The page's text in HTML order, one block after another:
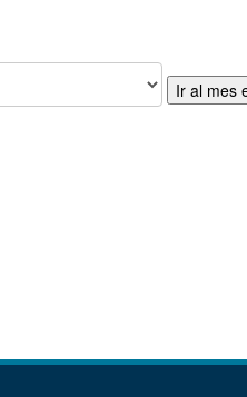
Ir al mes